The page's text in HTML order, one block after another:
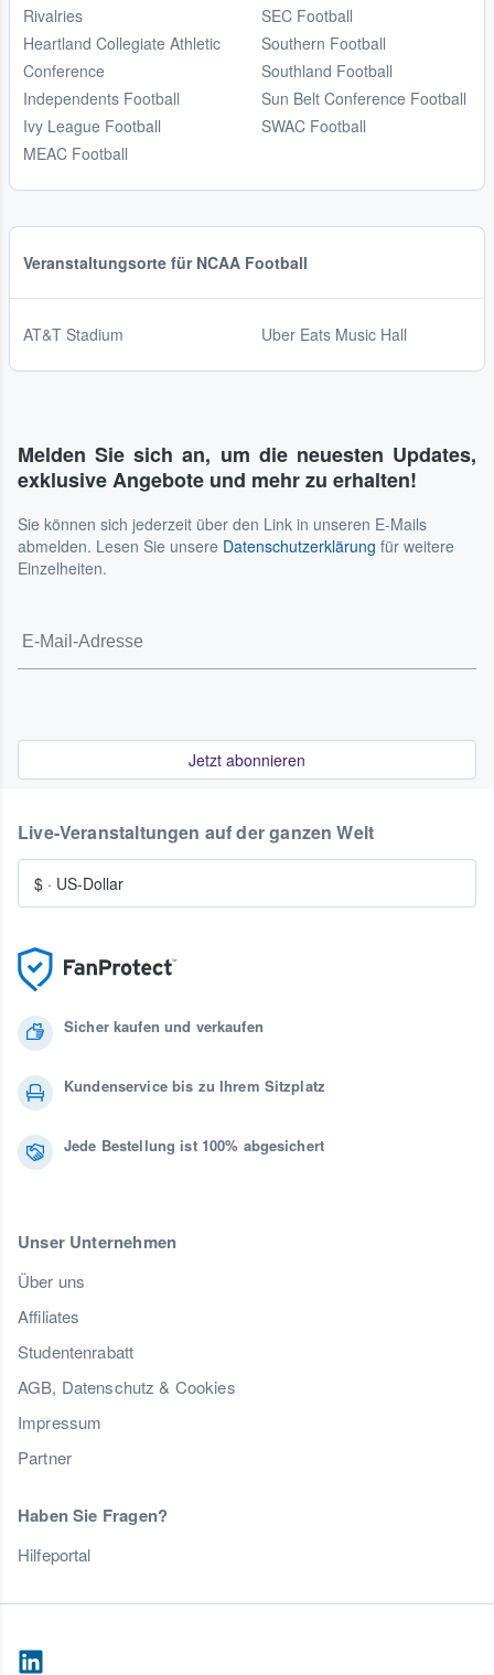
Rivalries
Heartland Collegiate Athletic
Conference
Independents Football
Ivy League Football
MEAC Football
SEC Football
Southern Football
Southland Football
Sun Belt Conference Football
SWAC Football
Veranstaltungsorte für NCAA Football
AT&T Stadium Uber Eats Music Hall
Melden Sie sich an, um die neuesten Updates,
exklusive Angebote und mehr zu erhalten!
Sie können sich jederzeit über den Link in unseren E-Mails
abmelden. Lesen Sie unsere Datenschutzerklärung für weitere
Einzelheiten.
Jetzt abonnieren
Sicher kaufen und verkaufen
Kundenservice bis zu Ihrem Sitzplatz
Jede Bestellung ist 100% abgesichert
Unser Unternehmen
Über uns
Affiliates
Studentenrabatt
AGB, Datenschutz & Cookies
Impressum
Partner
Haben Sie Fragen?
Hilfeportal
Live-Veranstaltungen auf der ganzen Welt
$ · US-Dollar